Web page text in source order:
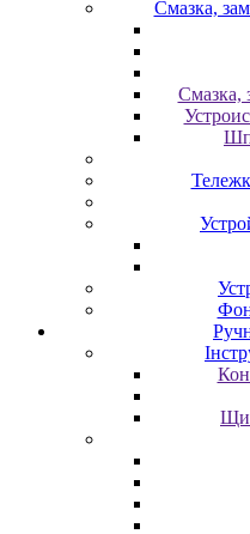
Смазка,
Смазка,